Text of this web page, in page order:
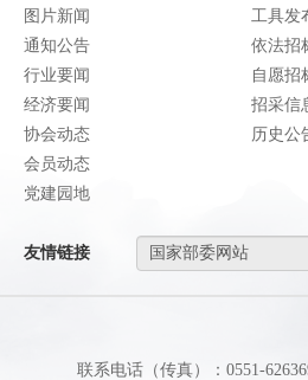
图片新闻
通知公告
行业要闻
经济要闻
协会动态
会员动态
党建园地
工具发
依法招
自愿招
招采信
历史公
友情链接
联系电话（传真）：0551-